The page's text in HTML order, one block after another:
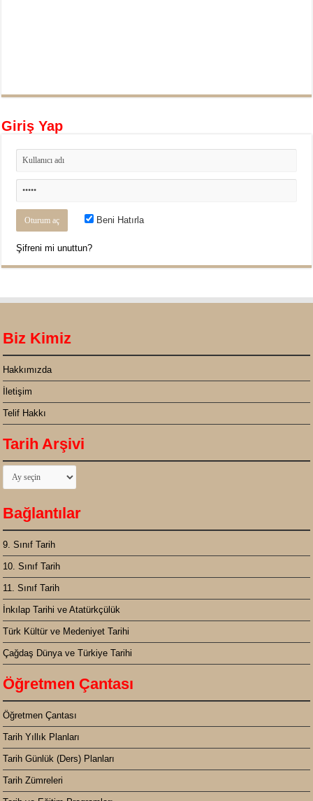
Giriş Yap
Beni Hatırla
Şifreni mi unuttun?
Biz Kimiz
Hakkımızda
İletişim
Telif Hakkı
Tarih Arşivi
Tarih
Arşivi
Bağlantılar
9. Sınıf Tarih
10. Sınıf Tarih
11. Sınıf Tarih
İnkılap Tarihi ve Atatürkçülük
Türk Kültür ve Medeniyet Tarihi
Çağdaş Dünya ve Türkiye Tarihi
Öğretmen Çantası
Öğretmen Çantası
Tarih Yıllık Planları
Tarih Günlük (Ders) Planları
Tarih Zümreleri